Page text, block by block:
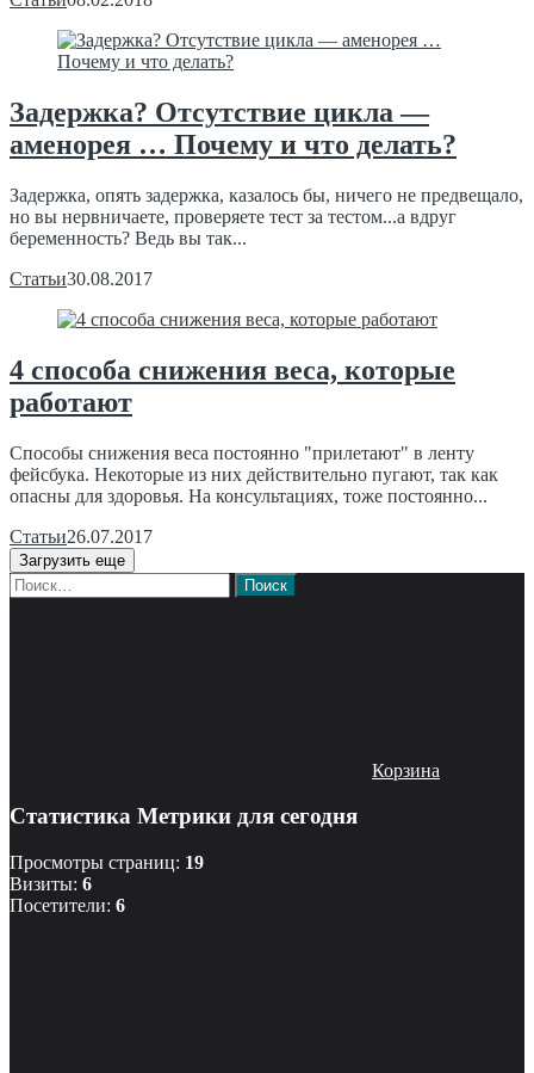
Задержка? Отсутствие цикла —
аменорея … Почему и что делать?
Задержка, опять задержка, казалось бы, ничего не предвещало,
но вы нервничаете, проверяете тест за тестом...а вдруг
беременность? Ведь вы так...
Статьи30.08.2017
4 способа снижения веса, которые
работают
Способы снижения веса постоянно "прилетают" в ленту
фейсбука. Некоторые из них действительно пугают, так как
опасны для здоровья. На консультациях, тоже постоянно...
Статьи26.07.2017
Загрузить еще
Найти:
Корзина
Статистика Метрики для сегодня
Просмотры страниц: 19
Визиты: 6
Посетители: 6